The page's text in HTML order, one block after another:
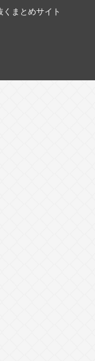
まとめサイト